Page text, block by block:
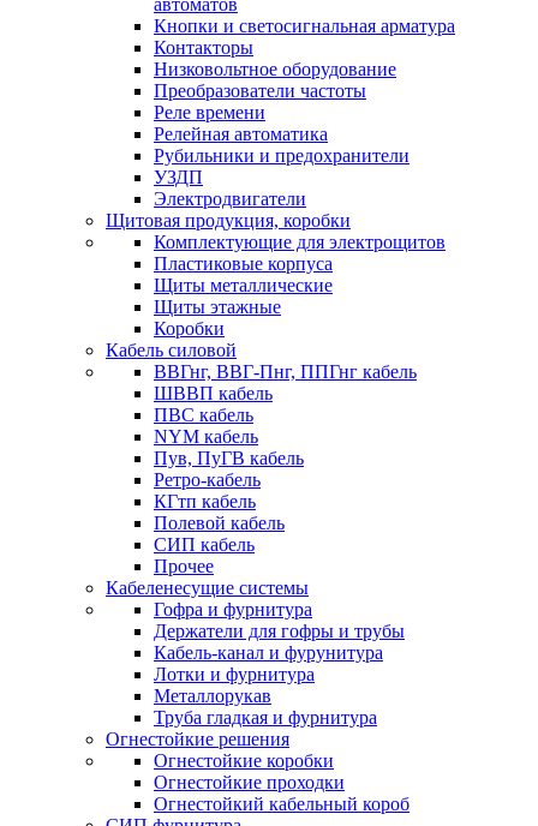
автоматов
Кнопки и светосигнальная арматура
Контакторы
Низковольтное оборудование
Преобразователи частоты
Реле времени
Релейная автоматика
Рубильники и предохранители
УЗДП
Электродвигатели
Щитовая продукция, коробки
Комплектующие для электрощитов
Пластиковые корпуса
Щиты металлические
Щиты этажные
Коробки
Кабель силовой
ВВГнг, ВВГ-Пнг, ППГнг кабель
ШВВП кабель
ПВС кабель
NYM кабель
Пув, ПуГВ кабель
Ретро-кабель
КГтп кабель
Полевой кабель
СИП кабель
Прочее
Кабеленесущие системы
Гофра и фурнитура
Держатели для гофры и трубы
Кабель-канал и фурунитура
Лотки и фурнитура
Металлорукав
Труба гладкая и фурнитура
Огнестойкие решения
Огнестойкие коробки
Огнестойкие проходки
Огнестойкий кабельный короб